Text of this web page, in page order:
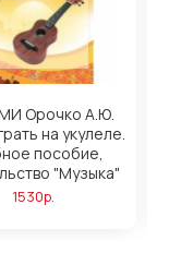
Орочко А.Ю.
на укулеле.
пособие,
"Музыка"
1530р.